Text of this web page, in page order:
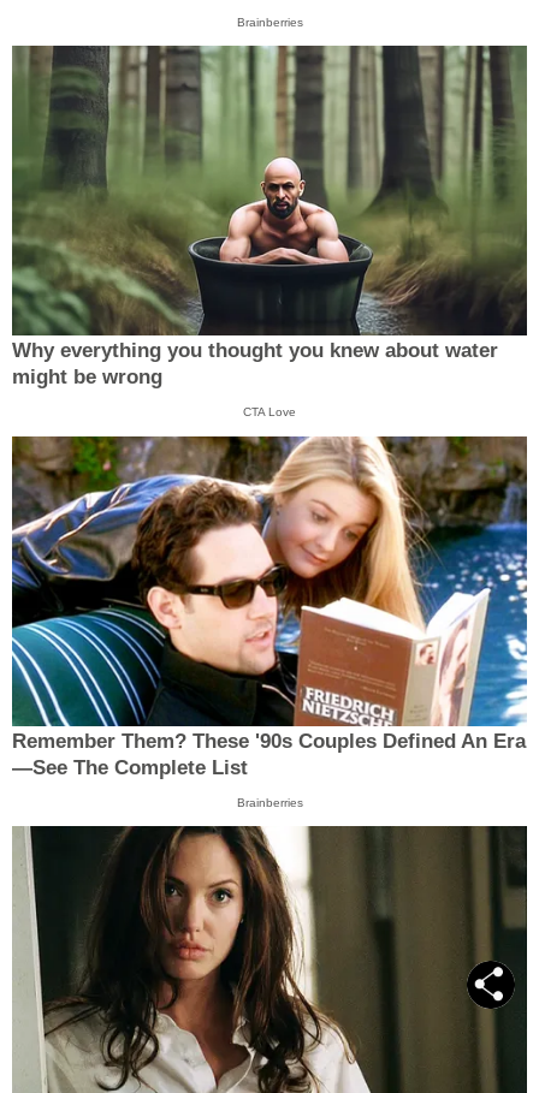
Brainberries
Why everything you thought you knew about water
might be wrong
CTA Love
Remember Them? These '90s Couples Defined An Era
—See The Complete List
Brainberries